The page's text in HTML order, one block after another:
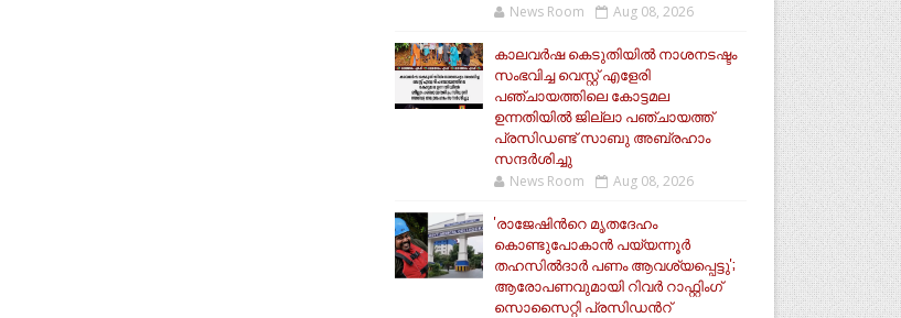
News Room Aug 08, 2026
കാലവർഷ കെടുതിയിൽ നാശനടഷ്ടം
സംഭവിച്ച വെസ്റ്റ് എളേരി
പഞ്ചായത്തിലെ കോട്ടമല
ഉന്നതിയിൽ ജില്ലാ പഞ്ചായത്ത്
പ്രസിഡണ്ട് സാബു അബ്രഹാം
സന്ദര്‍ശിച്ചു
News Room Aug 08, 2026
'രാജേഷിന്‍റെ മൃതദേഹം
കൊണ്ടുപോകാൻ പയ്യന്നൂർ
തഹസിൽദാർ പണം ആവശ്യപ്പെട്ടു';
ആരോപണവുമായി റിവർ റാഫ്റ്റിംഗ്
സൊസൈറ്റി പ്രസിഡന്‍റ്